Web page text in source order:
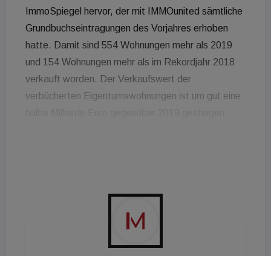
ImmoSpiegel hervor, der mit IMMOunited sämtliche
Grundbuchseintragungen des Vorjahres erhoben
hatte. Damit sind 554 Wohnungen mehr als 2019
und 154 Wohnungen mehr als im Rekordjahr 2018
verkauft worden. Der Verkaufswert der
verbücherten Eigentumswohnungen ist um gut eine
Re/Max Austria, ein Indiz dafür, dass die
Unsicherheit zu einer verstärkten Nachfrage geführt
hat - vor allem bei Anlegern: „Die Anzahl der
verkauften Wohnungen hat sich in den letzten